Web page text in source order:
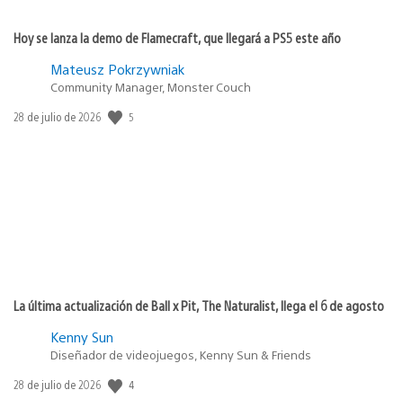
Hoy se lanza la demo de Flamecraft, que llegará a PS5 este año
Mateusz Pokrzywniak
Community Manager, Monster Couch
Fecha
28 de julio de 2026 5
La última actualización de Ball x Pit, The Naturalist, llega el 6 de agosto
Kenny Sun
Diseñador de videojuegos, Kenny Sun & Friends
Fecha
28 de julio de 2026 4